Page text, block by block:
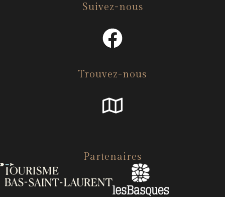
Suivez-nous
Trouvez-nous
Partenaires